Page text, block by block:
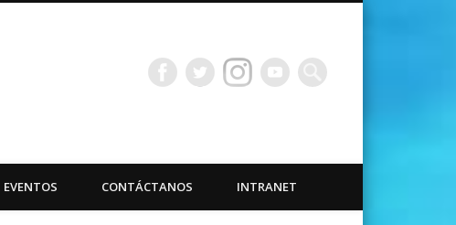
Subacuáticas Universidad
EVENTOS CONTÁCTANOS INTRANET